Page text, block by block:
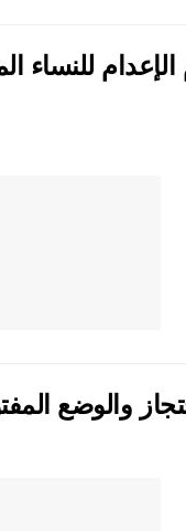
2026: إصدار أحكام الإعدام